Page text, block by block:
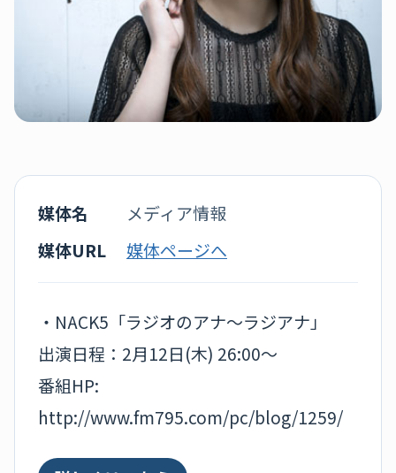
媒体名
メディア情報
媒体URL
媒体ページへ
・NACK5「ラジオのアナ～ラジアナ」
出演日程：2月12日(木) 26:00～
番組HP:
http://www.fm795.com/pc/blog/1259/